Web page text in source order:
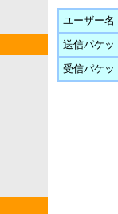
ユーザー名
送信パケッ
受信パケッ